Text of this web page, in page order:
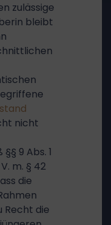
zulässige
bleibt
nicht
9 Abs. 1
V. m. § 42
die
Recht die